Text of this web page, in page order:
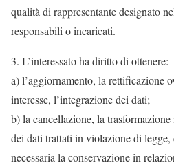
qualità di rappresentante designato
responsabili o incaricati.
3. L’interessato ha diritto di ottenere:
a) l’aggiornamento, la rettificazione
interesse, l’integrazione dei dati;
b) la cancellazione, la
dei dati trattati in violazione di
necessaria la conservazione in